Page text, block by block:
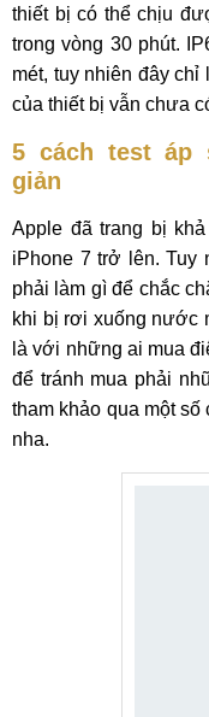
thiết bị có thể chịu
trong vòng 30 phút.
mét, tuy nhiên đây
của thiết bị vẫn chưa
5 cách test áp
giản
Apple đã trang bị
iPhone 7 trở lên. Tuy
phải làm gì để chắc
khi bị rơi xuống nước
là với những ai mua
để tránh mua phải
tham khảo qua một
nha.